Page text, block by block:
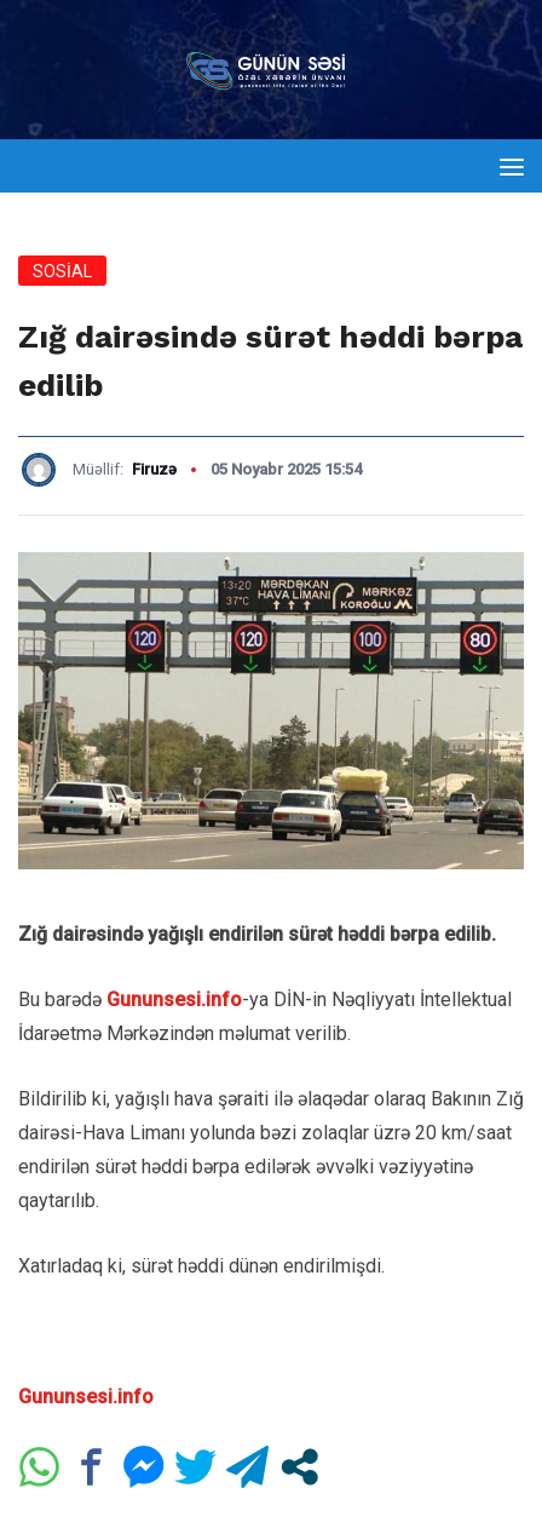
SOSİAL
Zığ dairəsində sürət həddi bərpa
edilib
Müəllif: Firuzə 05 Noyabr 2025 15:54
Zığ dairəsində yağışlı endirilən sürət həddi bərpa edilib.
Bu barədə Gununsesi.info-ya DİN-in Nəqliyyatı İntellektual
İdarəetmə Mərkəzindən məlumat verilib.
Bildirilib ki, yağışlı hava şəraiti ilə əlaqədar olaraq Bakının Zığ
dairəsi-Hava Limanı yolunda bəzi zolaqlar üzrə 20 km/saat
endirilən sürət həddi bərpa edilərək əvvəlki vəziyyətinə
qaytarılıb.
Xatırladaq ki, sürət həddi dünən endirilmişdi.
Gununsesi.info